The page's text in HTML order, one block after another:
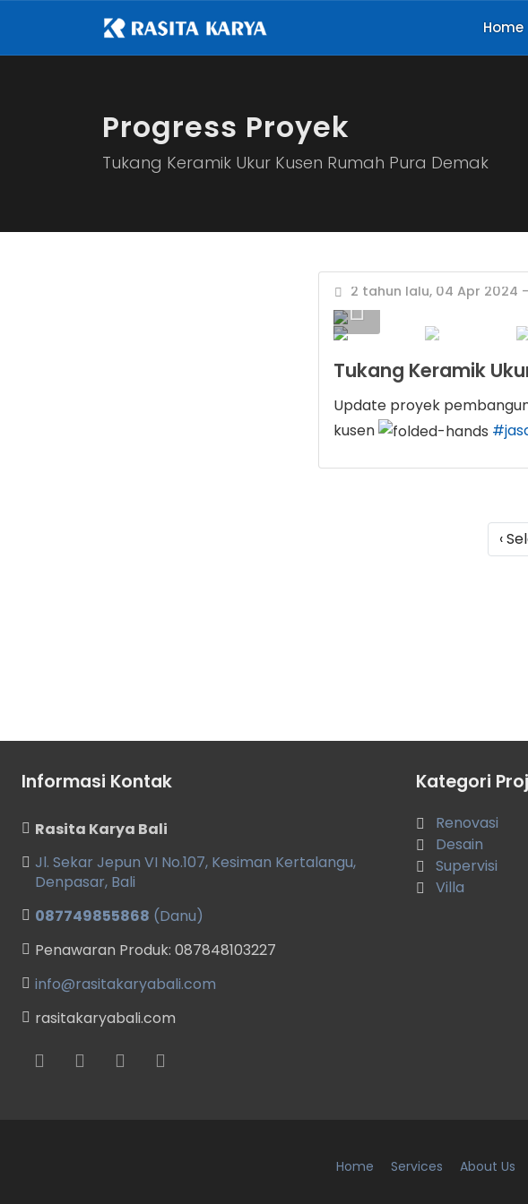
Home
Progress Proyek
Tukang Keramik Ukur Kusen Rumah Pura Demak
2 tahun lalu, 04 Apr 2024 -
Tukang Keramik
Update proyek
kusen
‹
Informasi Kontak
Rasita Karya Bali
Jl. Sekar Jepun VI No.107, Kesiman Kertalangu,
Denpasar, Bali
087749855868 (Danu)
Penawaran Produk: 087848103227
info@rasitakaryabali.com
rasitakaryabali.com
Kategori
Renovasi
Desain
Supervisi
Villa
Hi
Home Services About Us